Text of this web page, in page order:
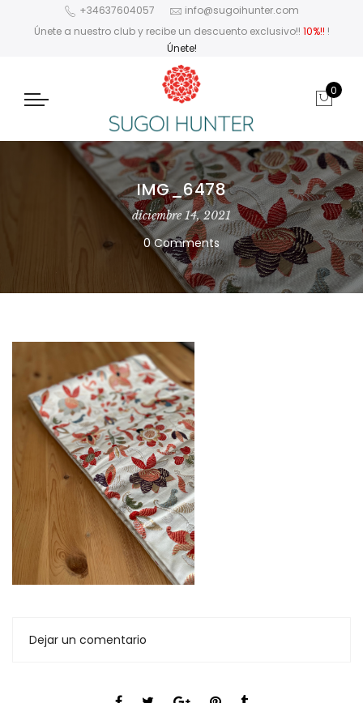
+34637604057
info@sugoihunter.com
Únete a nuestro club y recibe un descuento exclusivo!! 10%!! !
Únete!
0
IMG_6478
diciembre 14, 2021
0 Comments
Dejar un comentario